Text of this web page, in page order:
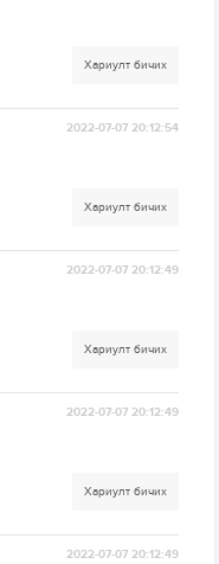
Хариулт бичих
2022-07-07 20:12:54
Хариулт бичих
2022-07-07 20:12:49
Хариулт бичих
2022-07-07 20:12:49
Хариулт бичих
2022-07-07 20:12:49